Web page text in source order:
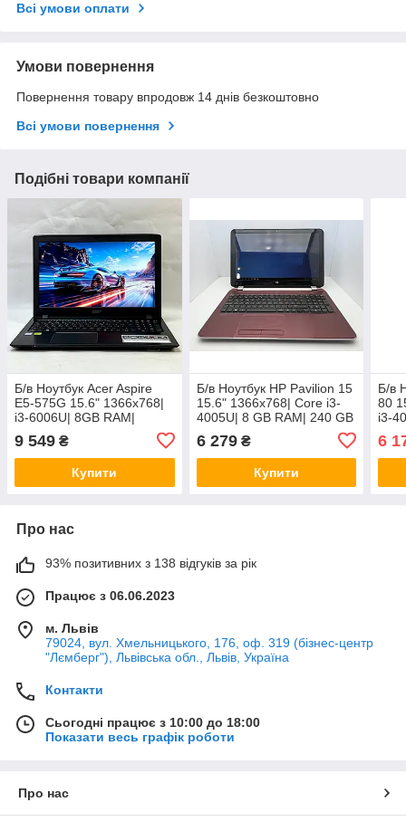
Всі умови оплати
Умови повернення
Повернення товару впродовж 14 днів безкоштовно
Всі умови повернення
Подібні товари компанії
Б/в Ноутбук Acer Aspire
E5-575G 15.6" 1366x768|
i3-6006U| 8GB RAM|
128GB SSD+1000GB HDD|
940MX 1GB
9 549 ₴
Купити
Б/в Ноутбук HP Pavilion 15
15.6" 1366x768| Core i3-
4005U| 8 GB RAM| 240 GB
SSD| Radeon HD 8670M
1GB
6 279₴
Купити
Б/в
80
i3-
6
Про нас
93% позитивних з 138 відгуків за рік
Працює з 06.06.2023
м. Львів
79024, вул. Хмельницького, 176, оф. 319 (бізнес-центр
"Лємберг"), Львівська обл., Львів, Україна
Контакти
Сьогодні працює з 10:00 до 18:00
Показати весь графік роботи
Про нас